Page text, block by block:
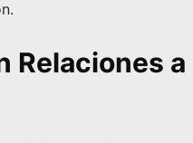
Relaciones a